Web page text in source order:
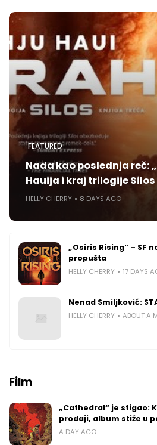
FEATURED
Nada kao poslednja reč:
Hauija i kraj trilogije Silos
HELLY CHERRY 8 DAYS AGO
„Osiris Rising“ – SF
propušta
HELLY CHERRY 17 DAYS
Nenad Smiljković:
HELLY CHERRY ABOUT A
Film
„Cathedral“ je stigao:
prodaji, album stiže u
A DAY AGO